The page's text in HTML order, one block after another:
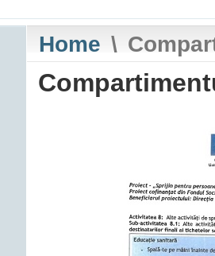
Home \